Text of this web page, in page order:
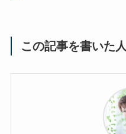
この記事を書いた人